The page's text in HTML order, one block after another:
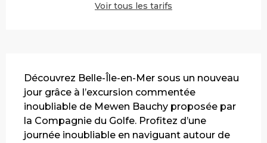
Voir tous les tarifs
Découvrez Belle-Île-en-Mer sous un nouveau
jour grâce à l’excursion commentée
inoubliable de Mewen Bauchy proposée par
la Compagnie du Golfe. Profitez d’une
journée inoubliable en naviguant autour de